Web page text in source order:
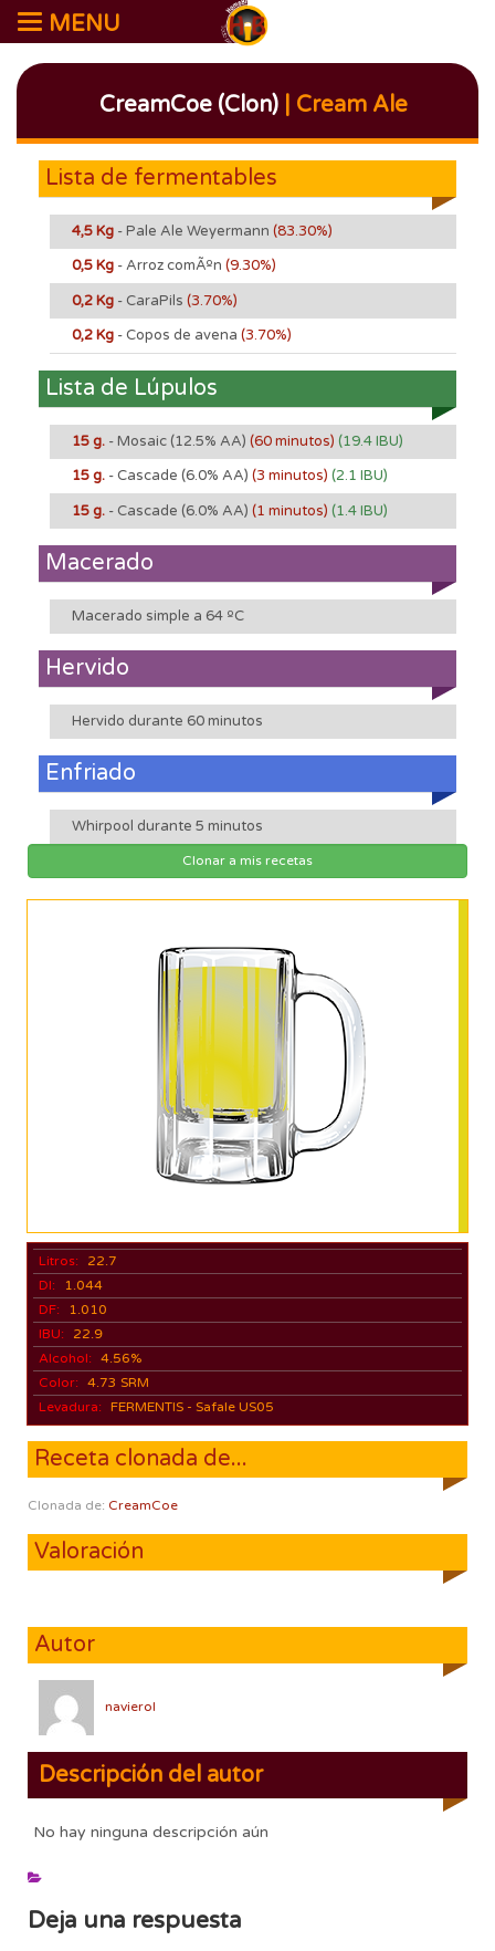
MENU
CreamCoe (Clon)| Cream Ale
Lista de fermentables
4,5 Kg - Pale Ale Weyermann (83.30%)
0,5 Kg - Arroz comÃºn (9.30%)
0,2 Kg - CaraPils (3.70%)
0,2 Kg - Copos de avena (3.70%)
Lista de Lúpulos
15 g. - Mosaic (12.5% AA) (60 minutos) (19.4 IBU)
15 g. - Cascade (6.0% AA) (3 minutos) (2.1 IBU)
15 g. - Cascade (6.0% AA) (1 minutos) (1.4 IBU)
Macerado
Macerado simple a 64 ºC
Hervido
Hervido durante 60 minutos
Enfriado
Whirpool durante 5 minutos
Clonar a mis recetas
Litros:
22.7
DI:
1.044
DF:
1.010
IBU:
22.9
Alcohol: 4.56%
Color: 4.73 SRM
Levadura: FERMENTIS - Safale US05
Receta clonada de...
Clonada de: CreamCoe
Valoración
Autor
navierol
Descripción del autor
No hay ninguna descripción aún
Deja una respuesta